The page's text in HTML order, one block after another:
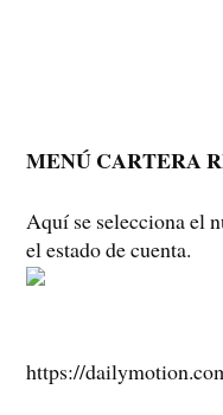
MENÚ CARTERA
Aquí se selecciona el
el estado de cuenta.
https://